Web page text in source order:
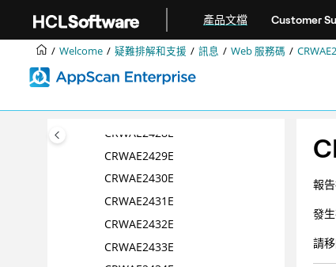
產品文檔 Customer
Welcome 疑難排解和支援 訊息 Web 服務碼
CRWAE2423E
CRWAE2424E
CRWAE2426E
CRWAE2427E
CRWAE2428E
CRWAE2429E
CRWAE2430E
CRWAE2431E
CRWAE2432E
CRWAE2433E
報
發
請